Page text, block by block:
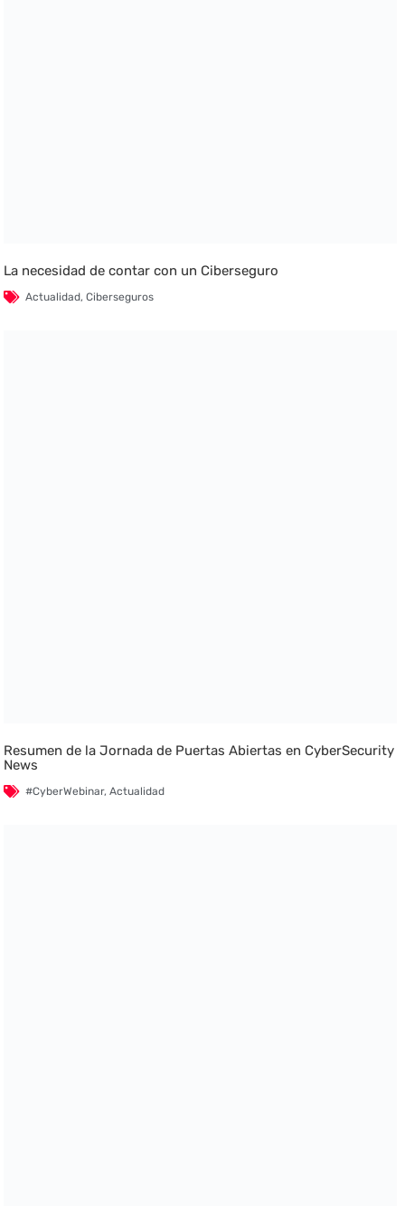
La necesidad de contar con un Ciberseguro
Actualidad,Ciberseguros
Resumen de la Jornada de Puertas Abiertas en CyberSecurity
News
#CyberWebinar,Actualidad